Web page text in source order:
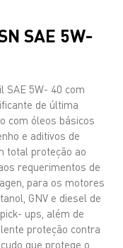
SAE 5W-
SAE 5W- 40 com
de última
com óleos básicos
e aditivos de
total proteção ao
requerimentos de
para os motores
GNV e diesel de
ups, além de
proteção contra
que protege o